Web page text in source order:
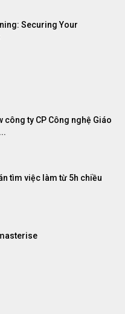
Securing Your
công ty CP Công nghệ Giáo
tìm việc làm từ 5h chiều